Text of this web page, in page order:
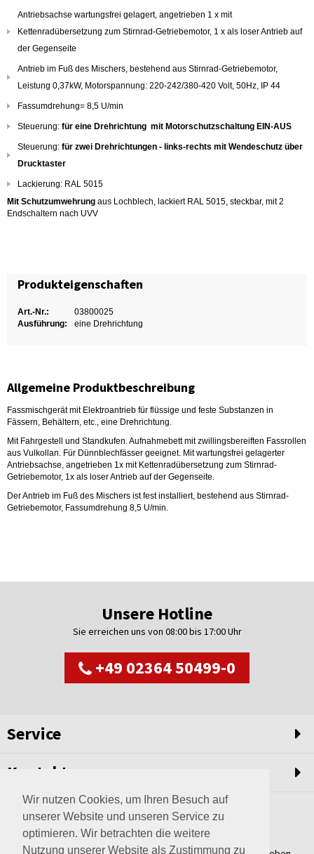
Wir nutzen Cookies, um Ihren Besuch auf
unserer Website und unseren Service zu
optimieren. Wir betrachten die weitere
Nutzung unserer Website als Zustimmung zu
Antriebsachse wartungsfrei gelagert, angetrieben 1 x mit
Kettenradübersetzung zum Stirnrad-Getriebemotor, 1 x als loser Antrieb auf
der Gegenseite
Antrieb im Fuß des Mischers, bestehend aus Stirnrad-Getriebemotor,
Leistung 0,37kW, Motorspannung: 220-242/380-420 Volt, 50Hz, IP 44
Fassumdrehung= 8,5 U/min
Steuerung: für eine Drehrichtung mit Motorschutzschaltung EIN-AUS
Steuerung: für zwei Drehrichtungen - links-rechts mit Wendeschutz über
Drucktaster
Lackierung: RAL 5015
Mit Schutzumwehrung aus Lochblech, lackiert RAL 5015, steckbar, mit 2
Endschaltern nach UVV
Produkteigenschaften
Art.-Nr.:
03800025
Ausführung:
eine Drehrichtung
Allgemeine Produktbeschreibung
Fassmischgerät mit Elektroantrieb für flüssige und feste Substanzen in
Fässern, Behältern, etc., eine Drehrichtung.
Mit Fahrgestell und Standkufen. Aufnahmebett mit zwillingsbereiften Fassrollen
aus Vulkollan. Für Dünnblechfässer geeignet. Mit wartungsfrei gelagerter
Antriebsachse, angetrieben 1x mit Kettenradübersetzung zum Stirnrad-
Getriebemotor, 1x als loser Antrieb auf der Gegenseite.
Der Antrieb im Fuß des Mischers ist fest installiert, bestehend aus Stirnrad-
Getriebemotor, Fassumdrehung 8,5 U/min.
Unsere Hotline
Sie erreichen uns von 08:00 bis 17:00 Uhr
+49 02364 50499-0
Service
Kontakt